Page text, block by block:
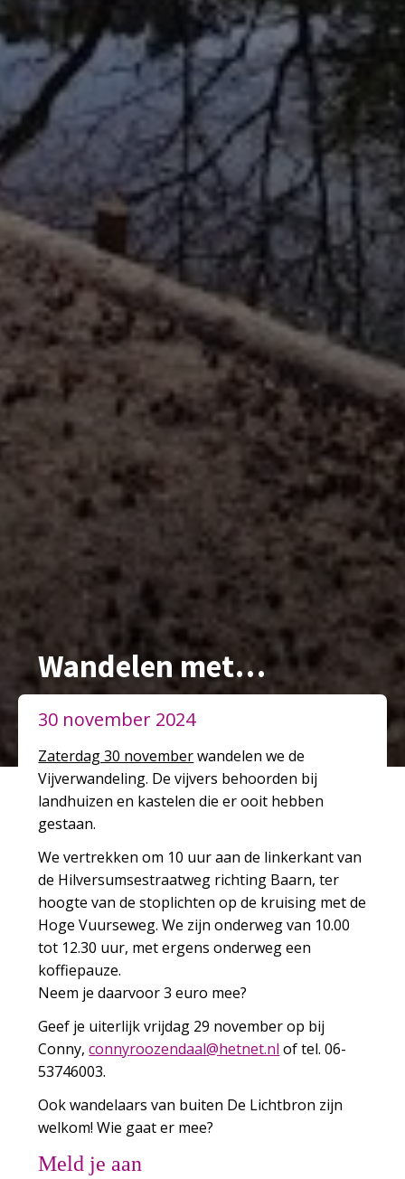
Wandelen met…
30 november 2024
Zaterdag 30 novemberwandelen we de
Vijverwandeling. De vijvers behoorden bij
landhuizen en kastelen die er ooit hebben
gestaan.
We vertrekken om 10 uur aan de linkerkant van
de Hilversumsestraatweg richting Baarn, ter
hoogte van de stoplichten op de kruising met de
Hoge Vuurseweg. We zijn onderweg van 10.00
tot 12.30 uur, met ergens onderweg een
koffiepauze.
Neem je daarvoor 3 euro mee?
Geef je uiterlijk vrijdag 29 november op bij
Conny,
ln.te
nteh@
laadn
ezoor
ynnoc
of tel. 06-
53746003.
Ook wandelaars van buiten De Lichtbron zijn
welkom! Wie gaat er mee?
Meld je aan